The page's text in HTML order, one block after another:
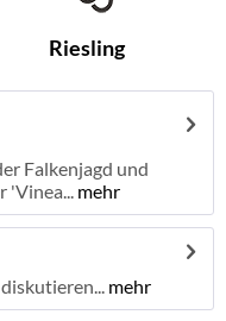
Riesling
Falkenjagd und
'Vinea... mehr
mehr